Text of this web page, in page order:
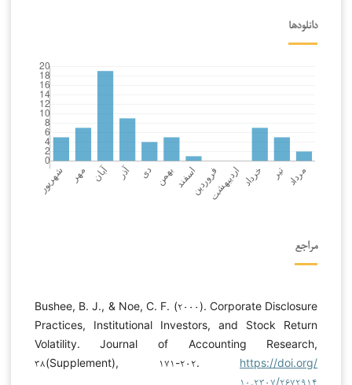
دانلودها
مراجع
Bushee, B. J., & Noe, C. F. (۲۰۰۰). Corporate Disclosure
Practices, Institutional Investors, and Stock Return
Volatility. Journal of Accounting Research,
۳۸(Supplement), ۱۷۱-۲۰۲. https://doi.org/
۱۰.۲۳۰۷/۲۶۷۲۹۱۴